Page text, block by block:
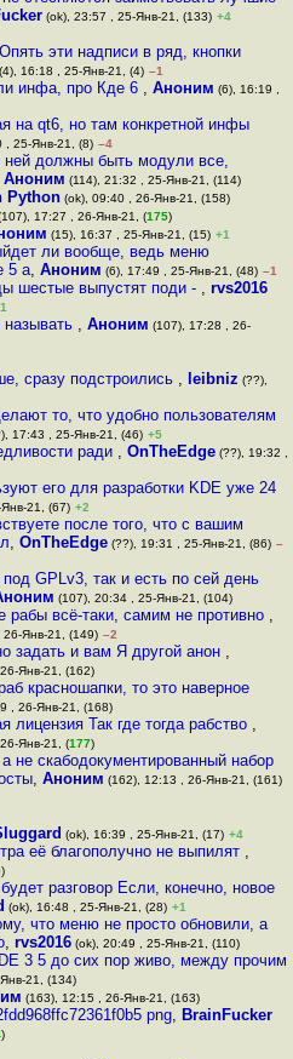
(ok), 23:57 , 25-Янв-21, (133) +4
эти надписи в ряд, кнопки
(4), 16:18 , 25-Янв-21, (4) –1
инфа, про Кде 6 ,Аноним (6), 16:19 ,
на qt6, но там конкретной инфы
, 25-Янв-21, (8) –4
ней должны быть модули все,
Аноним (114), 21:32 , 25-Янв-21, (114)
Python (ok), 09:40 , 26-Янв-21, (158)
17:27 , 26-Янв-21, (175)
(15), 16:37 , 25-Янв-21, (15) +1
ли вообще, ведь меню
5 а, Аноним (6), 17:49 , 25-Янв-21, (48) –1
шестые выпустят поди - ,rvs2016
, Аноним (107), 17:28 , 26-
сразу подстроились , leibniz (??),
то, что удобно пользователям
17:43 , 25-Янв-21, (46) +5
ради , OnTheEdge(??), 19:32 ,
его для разработки KDE уже 24
21, (67) +2
после того, что с вашим
, OnTheEdge(??), 19:31 , 25-Янв-21, (86) –
GPLv3, так и есть по сей день
(107), 20:34 , 25-Янв-21, (104)
рабы всё-таки, самим не противно ,
Янв-21, (149) –2
задать и вам Я другой анон ,
Янв-21, (162)
красношапки, то это наверное
, 26-Янв-21, (168)
лицензия Так где тогда рабство ,
Янв-21, (177)
не скабодокументированный набор
,Аноним (162), 12:13 , 26-Янв-21, (161)
(ok), 16:39 , 25-Янв-21, (17) +4
её благополучно не выпилят ,
разговор Если, конечно, новое
(ok), 16:48 , 25-Янв-21, (28) +1
что меню не просто обновили, а
,rvs2016 (ok), 20:49 , 25-Янв-21, (110)
3 5 до сих пор живо, между прочим
21, (134)
(163), 12:15 , 26-Янв-21, (163)
png, BrainFucker
)